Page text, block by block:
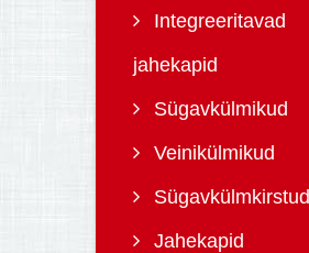
Integreeritavad
jahekapid
Sügavkülmikud
Veinikülmikud
Sügavkülmkirstud
Jahekapid